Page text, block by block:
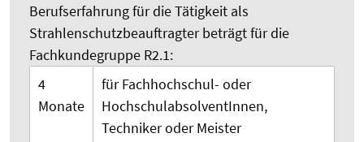
Berufserfahrung für die Tätigkeit als
Strahlenschutzbeauftragter beträgt für die
Fachkundegruppe R2.1:
4
Monate
für Fachhochschul- oder
HochschulabsolventInnen,
Techniker oder Meister